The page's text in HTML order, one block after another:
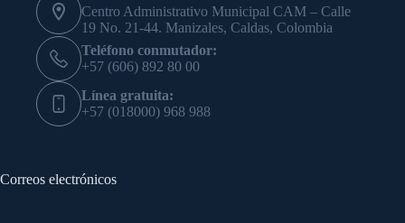
Centro Administrativo Municipal CAM – Calle
19 No. 21-44. Manizales, Caldas, Colombia
Teléfono conmutador:
+57 (606) 892 80 00
Línea gratuita:
+57 (018000) 968 988
Correos electrónicos